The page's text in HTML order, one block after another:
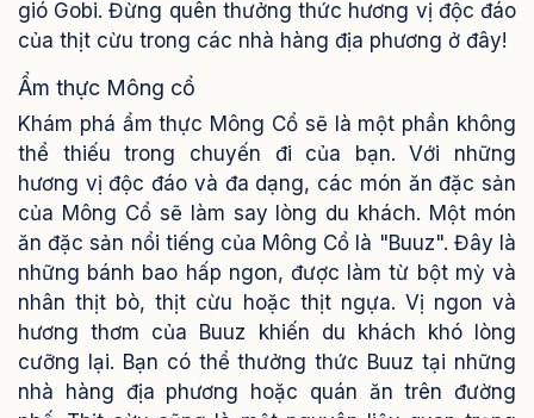
gió Gobi. Đừng quên thưởng thức hương vị độc đáo
của thịt cừu trong các nhà hàng địa phương ở đây!
Ẩm thực Mông cổ
Khám phá ẩm thực Mông Cổ sẽ là một phần không
thể thiếu trong chuyến đi của bạn. Với những
hương vị độc đáo và đa dạng, các món ăn đặc sản
của Mông Cổ sẽ làm say lòng du khách. Một món
ăn đặc sản nổi tiếng của Mông Cổ là "Buuz". Đây là
những bánh bao hấp ngon, được làm từ bột mỳ và
nhân thịt bò, thịt cừu hoặc thịt ngựa. Vị ngon và
hương thơm của Buuz khiến du khách khó lòng
cưỡng lại. Bạn có thể thưởng thức Buuz tại những
nhà hàng địa phương hoặc quán ăn trên đường